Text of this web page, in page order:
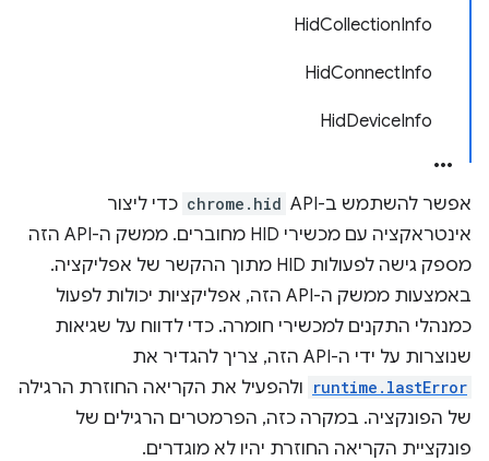
HidCollectionInfo
HidConnectInfo
HidDeviceInfo
אפשר להשתמש ב-API‏ chrome.hid כדי ליצור
אינטראקציה עם מכשירי HID מחוברים. ממשק ה-API הזה
מספק גישה לפעולות HID מתוך ההקשר של אפליקציה.
באמצעות ממשק ה-API הזה, אפליקציות יכולות לפעול
כמנהלי התקנים למכשירי חומרה. כדי לדווח על שגיאות
שנוצרות על ידי ה-API הזה, צריך להגדיר את
runtime.lastError ולהפעיל את הקריאה החוזרת הרגילה
של הפונקציה. במקרה כזה, הפרמטרים הרגילים של
פונקציית הקריאה החוזרת יהיו לא מוגדרים.